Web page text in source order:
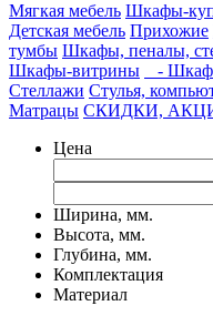
Мягкая мебель Шкафы-
Детская мебель Прихожие
тумбы Шкафы, пеналы,
Шкафы-витрины
-
Стеллажи Стулья,
Матрацы СКИДКИ,
Цена
Ширина, мм.
Высота, мм.
Глубина, мм.
Комплектация
Материал